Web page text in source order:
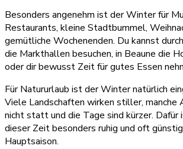
Besonders angenehm ist der Winter für
Restaurants, kleine Stadtbummel,
gemütliche Wochenenden. Du kannst
die Markthallen besuchen, in Beaune die
oder dir bewusst Zeit für gutes Essen
Für Natururlaub ist der Winter natürlich
Viele Landschaften wirken stiller,
nicht statt und die Tage sind kürzer. Dafür
dieser Zeit besonders ruhig und oft
Hauptsaison.